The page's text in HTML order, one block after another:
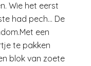
Wie het eerst
had pech… De
een
te pakken
blok van zoete